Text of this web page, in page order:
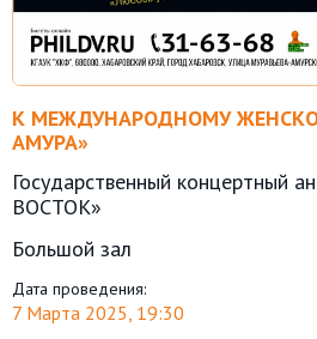
К МЕЖДУНАРОДНОМУ
АМУРА»
Государственный концертный
ВОСТОК»
Большой зал
Дата проведения:
7 Марта 2025, 19:30